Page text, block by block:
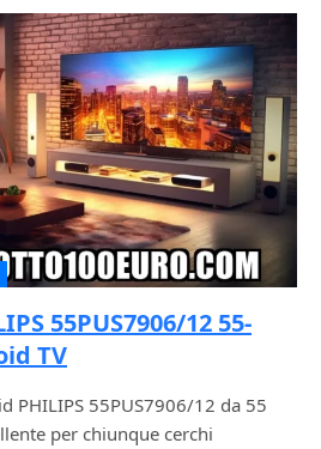
55PUS7906/12 55-
TV
PHILIPS 55PUS7906/12 da 55
per chiunque cerchi